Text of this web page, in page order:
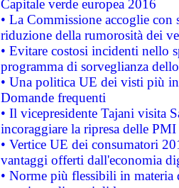
Capitale verde europea 2016
• La Commissione accoglie
riduzione della rumorosità dei
• Evitare costosi incidenti nello
programma di sorveglianza
• Una politica UE dei visti più
Domande frequenti
• Il vicepresidente Tajani visita
incoraggiare la ripresa delle
• Vertice UE dei consumatori
vantaggi offerti dall'economia
• Norme più flessibili in materia